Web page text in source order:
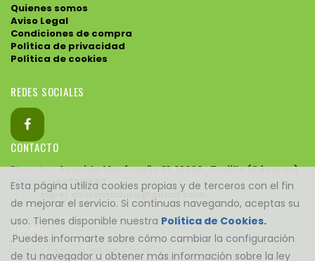
Esta página utiliza cookies propias y de terceros con el fin
de mejorar el servicio. Si continuas navegando, aceptas su
uso. Tienes disponible nuestra Política de Cookies.
.Puedes informarte sobre cómo cambiar la configuración
de tu navegador u obtener más información sobre la ley
Quienes somos
Aviso Legal
Condiciones de compra
Política de privacidad
Política de cookies
REDES SOCIALES
CONTACTO
Direccion:Avenida Monfragüe 31, 10200 , Trujillo (Cáceres)
Telefono: 927321693
Email:
super.extremadura@gmail.com
HORARIO
LUNES A SABADO:09:00 - 21:31